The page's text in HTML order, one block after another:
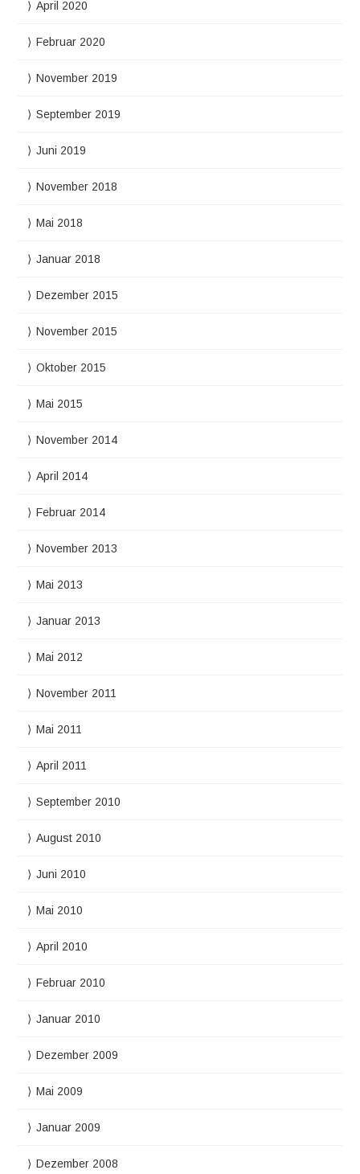
April 2020
Februar 2020
November 2019
September 2019
Juni 2019
November 2018
Mai 2018
Januar 2018
Dezember 2015
November 2015
Oktober 2015
Mai 2015
November 2014
April 2014
Februar 2014
November 2013
Mai 2013
Januar 2013
Mai 2012
November 2011
Mai 2011
April 2011
September 2010
August 2010
Juni 2010
Mai 2010
April 2010
Februar 2010
Januar 2010
Dezember 2009
Mai 2009
Januar 2009
Dezember 2008